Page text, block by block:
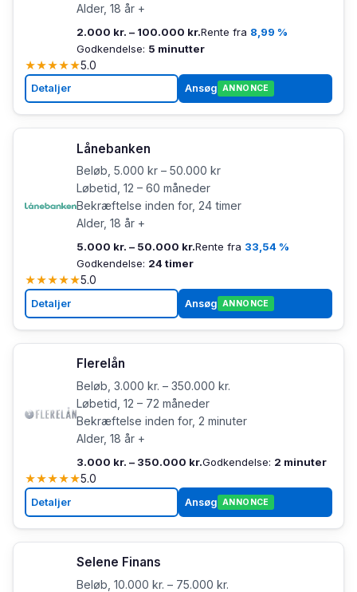
Alder, 18 år +
2.000 kr. – 100.000 kr.Rente fra 8,99 %
Godkendelse: 5 minutter
★★★★★5.0
Detaljer Ansøg ANNONCE
Lånebanken
Beløb, 5.000 kr – 50.000 kr
Løbetid, 12 – 60 måneder
Bekræftelse inden for, 24 timer
Alder, 18 år +
5.000 kr. – 50.000 kr.Rente fra 33,54 %
Godkendelse: 24 timer
★★★★★5.0
Detaljer Ansøg ANNONCE
Flerelån
Beløb, 3.000 kr. – 350.000 kr.
Løbetid, 12 – 72 måneder
Bekræftelse inden for, 2 minuter
Alder, 18 år +
3.000 kr. – 350.000 kr.Godkendelse: 2 minuter
★★★★★5.0
Detaljer Ansøg ANNONCE
Selene Finans
Beløb, 10.000 kr. – 75.000 kr.